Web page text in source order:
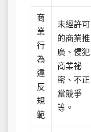
商
業
行
為
違
反
規
範
未經許可
的商業推
廣、侵犯
商業祕
密、不正
當競爭
等。